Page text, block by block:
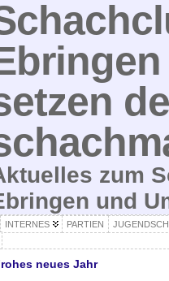
zum
und
INTERNES PARTIEN
neues Jahr